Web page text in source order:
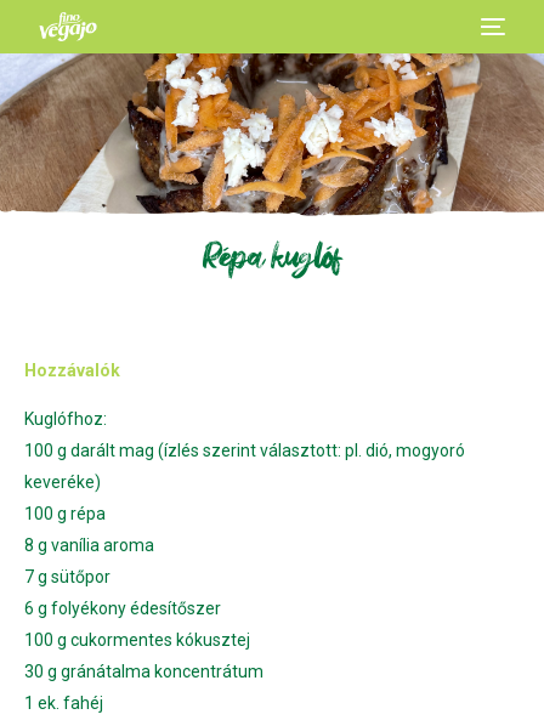
Répa kuglóf
Hozzávalók
Kuglófhoz:
100 g darált mag (ízlés szerint választott: pl. dió, mogyoró
keveréke)
100 g répa
8 g vanília aroma
7 g sütőpor
6 g folyékony édesítőszer
100 g cukormentes kókusztej
30 g gránátalma koncentrátum
1 ek. fahéj